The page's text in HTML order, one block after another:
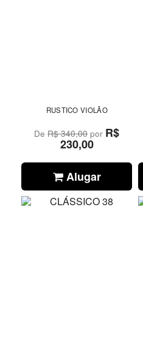
RUSTICO VIOLÃO
DeR$ 340,00por R$
230,00
Alugar